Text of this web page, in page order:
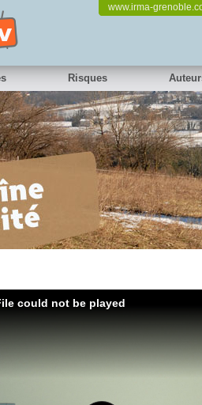
www.irma-
Risques
could not be played